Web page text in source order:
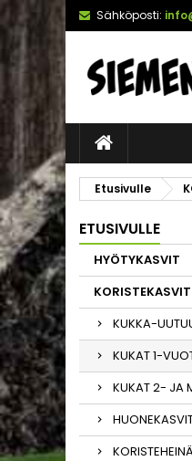
Sähköposti:
Etusivulle
ETUSIVULLE
HYÖTYKASVIT
KORISTEKASVIT
KUKKA-
KUKAT 1-
KUKAT 2- JA